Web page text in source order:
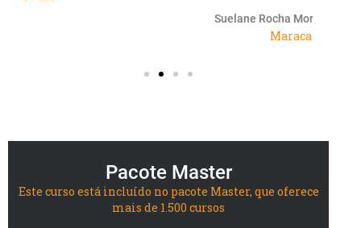
Suelane Rocha Morais de Castro Paiva
Pacote Master
Este curso está incluído no pacote Master, que oferece
mais de 1.500 cursos